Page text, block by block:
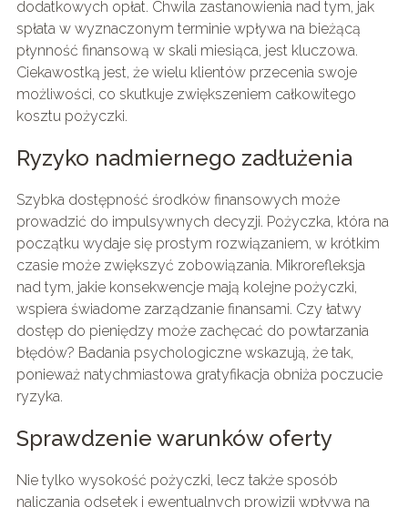
dodatkowych opłat. Chwila zastanowienia nad tym, jak
spłata w wyznaczonym terminie wpływa na bieżącą
płynność finansową w skali miesiąca, jest kluczowa.
Ciekawostką jest, że wielu klientów przecenia swoje
możliwości, co skutkuje zwiększeniem całkowitego
kosztu pożyczki.
Ryzyko nadmiernego zadłużenia
Szybka dostępność środków finansowych może
prowadzić do impulsywnych decyzji. Pożyczka, która na
początku wydaje się prostym rozwiązaniem, w krótkim
czasie może zwiększyć zobowiązania. Mikrorefleksja
nad tym, jakie konsekwencje mają kolejne pożyczki,
wspiera świadome zarządzanie finansami. Czy łatwy
dostęp do pieniędzy może zachęcać do powtarzania
błędów? Badania psychologiczne wskazują, że tak,
ponieważ natychmiastowa gratyfikacja obniża poczucie
ryzyka.
Sprawdzenie warunków oferty
Nie tylko wysokość pożyczki, lecz także sposób
naliczania odsetek i ewentualnych prowizji wpływa na